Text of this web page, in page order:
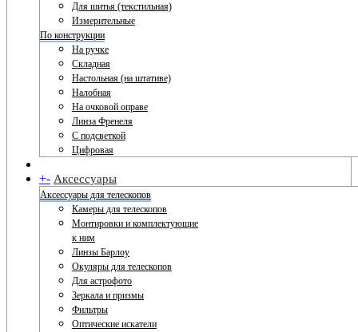
Для шитья (текстильная)
Измерительные
По конструкции
На ручке
Складная
Настольная (на штативе)
Налобная
На очковой оправе
Линза Френеля
С подсветкой
Цифровая
+- Аксессуары
Аксессуары для телескопов
Камеры для телескопов
Монтировки и комплектующие
к ним
Линзы Барлоу
Окуляры для телескопов
Для астрофото
Зеркала и призмы
Фильтры
Оптические искатели